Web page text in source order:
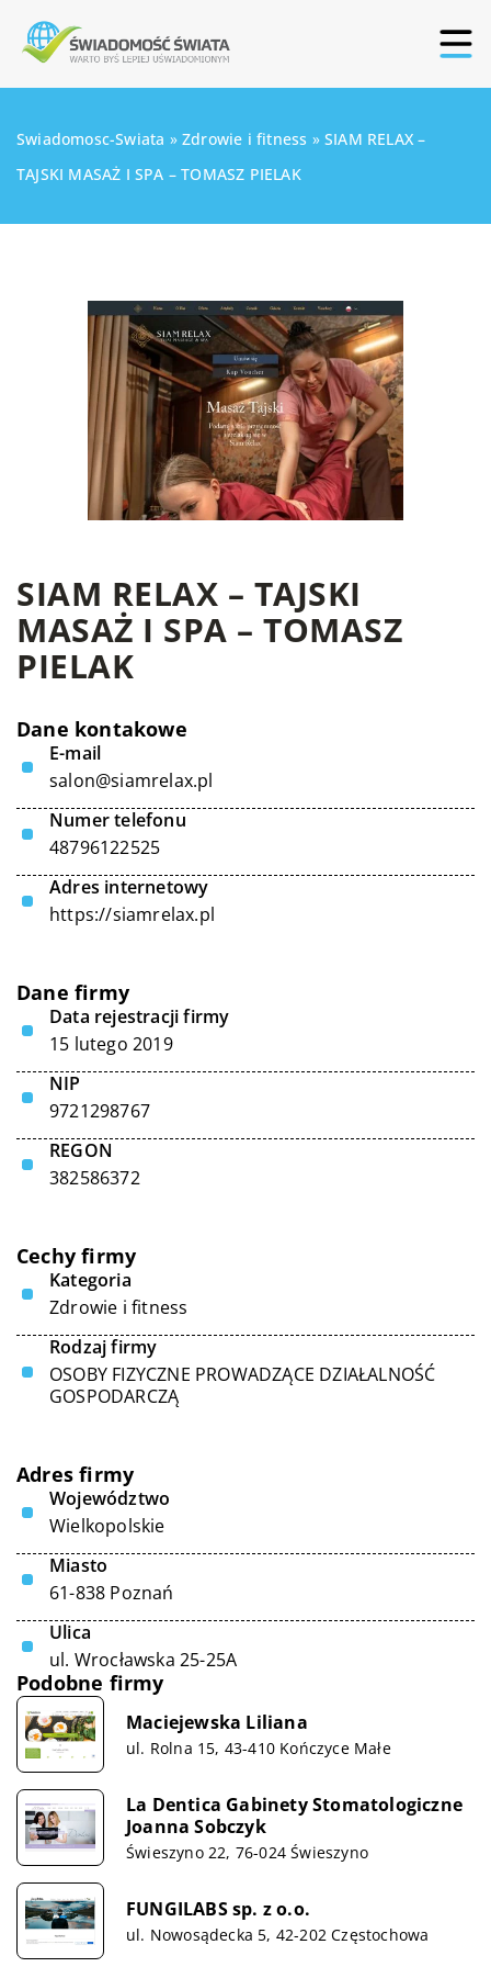
Swiadomosc-Swiata »Zdrowie i fitness »SIAM RELAX –
TAJSKI MASAŻ I SPA – TOMASZ PIELAK
SIAM RELAX – TAJSKI
MASAŻ I SPA – TOMASZ
PIELAK
Dane kontakowe
E-mail
salon@siamrelax.pl
Numer telefonu
48796122525
Adres internetowy
https://siamrelax.pl
Dane firmy
Data rejestracji firmy
15 lutego 2019
NIP
9721298767
REGON
382586372
Cechy firmy
Kategoria
Zdrowie i fitness
Rodzaj firmy
OSOBY FIZYCZNE PROWADZĄCE DZIAŁALNOŚĆ
GOSPODARCZĄ
Adres firmy
Województwo
Wielkopolskie
Miasto
61-838 Poznań
Ulica
ul. Wrocławska 25-25A
Podobne firmy
Maciejewska Liliana
ul. Rolna 15, 43-410 Kończyce Małe
La Dentica Gabinety Stomatologiczne
Joanna Sobczyk
Świeszyno 22, 76-024 Świeszyno
FUNGILABS sp. z o.o.
ul. Nowosądecka 5, 42-202 Częstochowa